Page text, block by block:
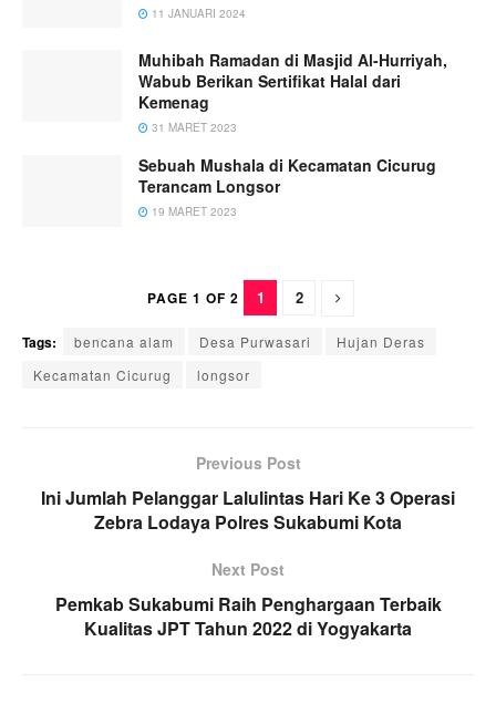
11 JANUARI 2024
Muhibah Ramadan di Masjid Al-Hurriyah,
Wabub Berikan Sertifikat Halal dari
Kemenag
31 MARET 2023
Sebuah Mushala di Kecamatan Cicurug
Terancam Longsor
19 MARET 2023
PAGE 1 OF 2 1 2
Tags: bencana alam Desa Purwasari
Hujan Deras
Kecamatan Cicurug
longsor
Previous Post
Ini Jumlah Pelanggar Lalulintas Hari Ke 3 Operasi
Zebra Lodaya Polres Sukabumi Kota
Next Post
Pemkab Sukabumi Raih Penghargaan Terbaik
Kualitas JPT Tahun 2022 di Yogyakarta